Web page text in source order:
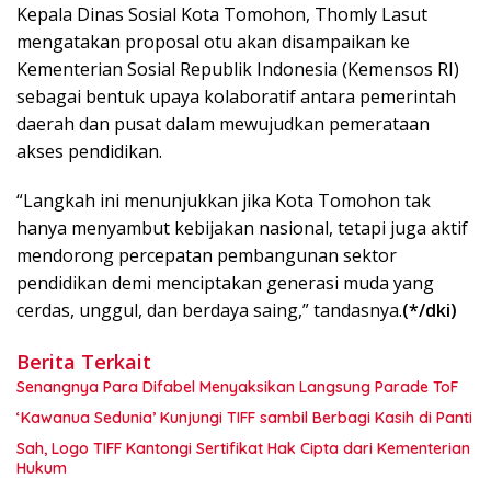
Kepala Dinas Sosial Kota Tomohon, Thomly Lasut
mengatakan proposal otu akan disampaikan ke
Kementerian Sosial Republik Indonesia (Kemensos RI)
sebagai bentuk upaya kolaboratif antara pemerintah
daerah dan pusat dalam mewujudkan pemerataan
akses pendidikan.
“Langkah ini menunjukkan jika Kota Tomohon tak
hanya menyambut kebijakan nasional, tetapi juga aktif
mendorong percepatan pembangunan sektor
pendidikan demi menciptakan generasi muda yang
cerdas, unggul, dan berdaya saing,” tandasnya.(*/dki)
Berita Terkait
Senangnya Para Difabel Menyaksikan Langsung Parade ToF
‘Kawanua Sedunia’ Kunjungi TIFF sambil Berbagi Kasih di Panti
Sah, Logo TIFF Kantongi Sertifikat Hak Cipta dari Kementerian
Hukum